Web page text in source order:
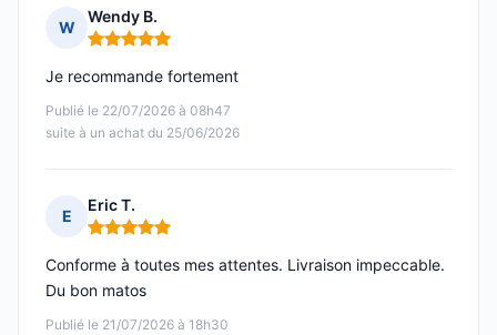
W
Wendy B.
Note : 5 sur 5
Publié le 22/07/2026 à 08h47
suite à un achat du 25/06/2026
Je recommande fortement
E
Eric T.
Note : 5 sur 5
Publié le 21/07/2026 à 18h30
Conforme à toutes mes attentes. Livraison impeccable.
Du bon matos